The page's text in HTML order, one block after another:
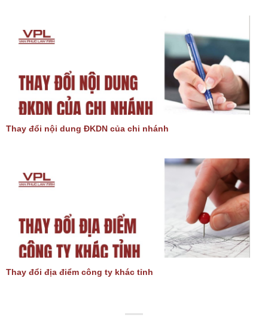
Thay đổi nội dung ĐKDN của chi nhánh
Thay đổi địa điểm công ty khác tỉnh